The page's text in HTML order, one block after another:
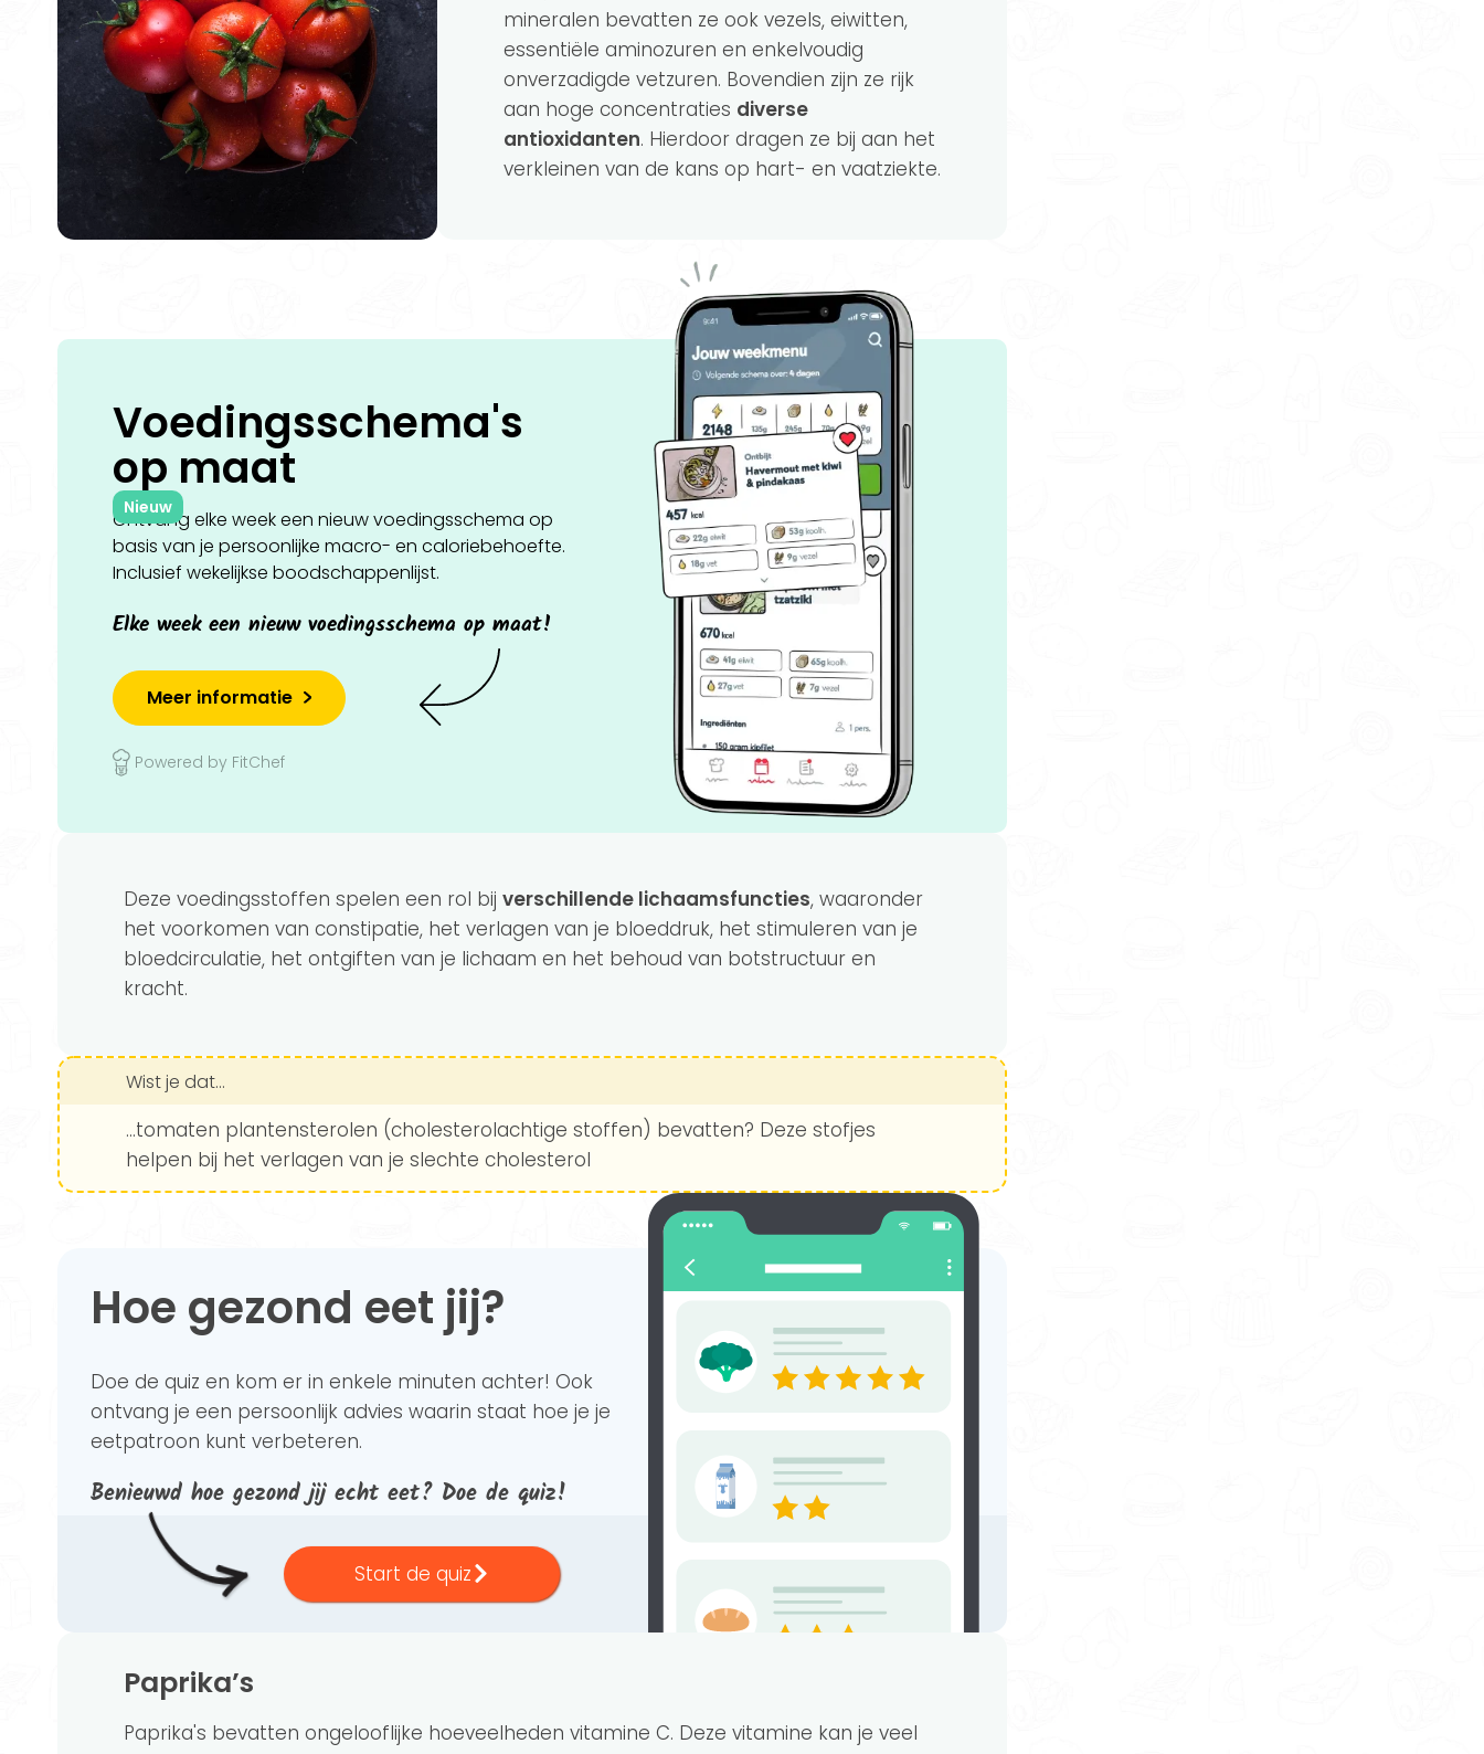
mineralen bevatten ze ook vezels, eiwitten,
essentiële aminozuren en enkelvoudig
onverzadigde vetzuren. Bovendien zijn ze rijk
aan hoge concentraties diverse
antioxidanten. Hierdoor dragen ze bij aan het
verkleinen van de kans op hart- en vaatziekte.
Voedingsschema's
op maat
Nieuw
Ontvang elke week een nieuw voedingsschema op
basis van je persoonlijke macro- en caloriebehoefte.
Inclusief wekelijkse boodschappenlijst.
Elke week een nieuw voedingsschema op maat!
Meer informatie
Powered by FitChef
Deze voedingsstoffen spelen een rol bij verschillende lichaamsfuncties, waaronder
het voorkomen van constipatie, het verlagen van je bloeddruk, het stimuleren van je
bloedcirculatie, het ontgiften van je lichaam en het behoud van botstructuur en
kracht.
Wist je dat...
...tomaten plantensterolen (cholesterolachtige stoffen) bevatten? Deze stofjes
helpen bij het verlagen van je slechte cholesterol
Hoe gezond eet jij?
Doe de quiz en kom er in enkele minuten achter! Ook
ontvang je een persoonlijk advies waarin staat hoe je je
eetpatroon kunt verbeteren.
Benieuwd hoe gezond jij echt eet? Doe de quiz!
Start de quiz
Paprika’s
Paprika's bevatten ongelooflijke hoeveelheden vitamine C. Deze vitamine kan je veel